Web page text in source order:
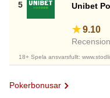
Unibet
9.10
Recension
18+ Spela ansvarsfullt:
Pokerbonusar